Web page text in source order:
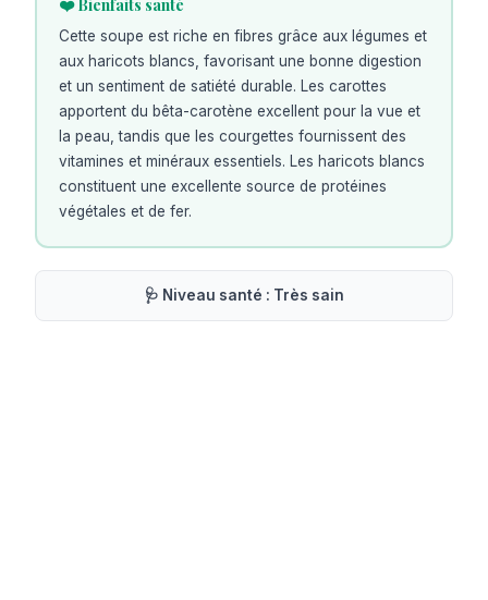
Cette soupe est riche en fibres grâce aux légumes et
aux haricots blancs, favorisant une bonne digestion
et un sentiment de satiété durable. Les carottes
apportent du bêta-carotène excellent pour la vue et
la peau, tandis que les courgettes fournissent des
vitamines et minéraux essentiels. Les haricots blancs
constituent une excellente source de protéines
végétales et de fer.
🩺 Niveau santé : Très sain